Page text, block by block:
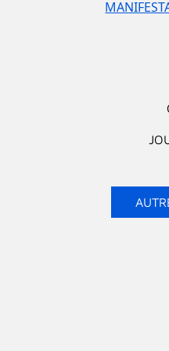
Fil
Menu